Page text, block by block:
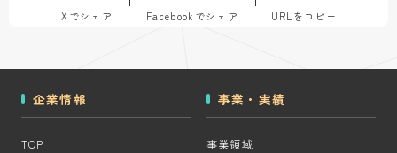
Xでシェア Facebookでシェア URLをコピー
企業情報
TOP
事業・実績
事業領域